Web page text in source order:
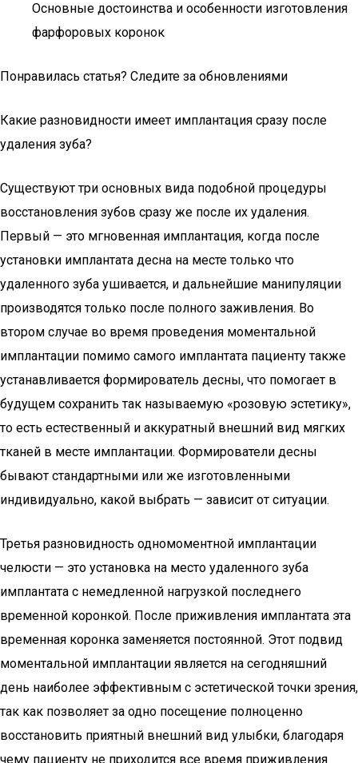
Основные достоинства и особенности изготовления
фарфоровых коронок
Понравилась статья? Следите за обновлениями
Какие разновидности имеет имплантация сразу после
удаления зуба?
Существуют три основных вида подобной процедуры
восстановления зубов сразу же после их удаления.
Первый — это мгновенная имплантация, когда после
установки имплантата десна на месте только что
удаленного зуба ушивается, и дальнейшие манипуляции
производятся только после полного заживления. Во
втором случае во время проведения моментальной
имплантации помимо самого имплантата пациенту также
устанавливается формирователь десны, что помогает в
будущем сохранить так называемую «розовую эстетику»,
то есть естественный и аккуратный внешний вид мягких
тканей в месте имплантации. Формирователи десны
бывают стандартными или же изготовленными
индивидуально, какой выбрать — зависит от ситуации.
Третья разновидность одномоментной имплантации
челюсти — это установка на место удаленного зуба
имплантата с немедленной нагрузкой последнего
временной коронкой. После приживления имплантата эта
временная коронка заменяется постоянной. Этот подвид
моментальной имплантации является на сегодняшний
день наиболее эффективным с эстетической точки зрения,
так как позволяет за одно посещение полноценно
восстановить приятный внешний вид улыбки, благодаря
чему пациенту не приходится все время приживления